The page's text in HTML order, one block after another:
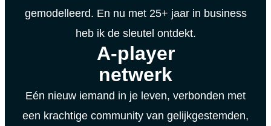
gemodelleerd. En nu met 25+ jaar in business
heb ik de sleutel ontdekt.
A-player
netwerk
Eén nieuw iemand in je leven, verbonden met
een krachtige community van gelijkgestemden,